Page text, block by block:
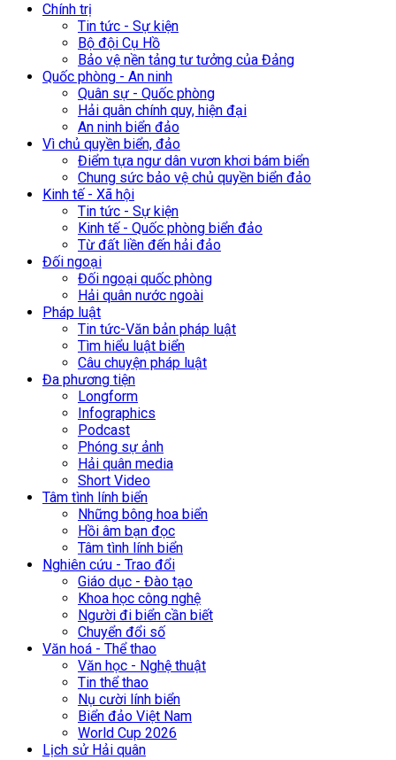
Chính trị
Tin tức - Sự kiện
Bộ đội Cụ Hồ
Bảo vệ nền tảng tư tưởng của Đảng
Quốc phòng - An ninh
Quân sự - Quốc phòng
Hải quân chính quy, hiện đại
An ninh biển đảo
Vì chủ quyền biển, đảo
Điểm tựa ngư dân vươn khơi bám biển
Chung sức bảo vệ chủ quyền biển đảo
Kinh tế - Xã hội
Tin tức - Sự kiện
Kinh tế - Quốc phòng biển đảo
Từ đất liền đến hải đảo
Đối ngoại
Đối ngoại quốc phòng
Hải quân nước ngoài
Pháp luật
Tin tức-Văn bản pháp luật
Tìm hiểu luật biển
Câu chuyện pháp luật
Đa phương tiện
Longform
Infographics
Podcast
Phóng sự ảnh
Hải quân media
Short Video
Tâm tình lính biển
Những bông hoa biển
Hồi âm bạn đọc
Tâm tình lính biển
Nghiên cứu - Trao đổi
Giáo dục - Đào tạo
Khoa học công nghệ
Người đi biển cần biết
Chuyển đổi số
Văn hoá - Thể thao
Văn học - Nghệ thuật
Tin thể thao
Nụ cười lính biển
Biển đảo Việt Nam
World Cup 2026
Lịch sử Hải quân